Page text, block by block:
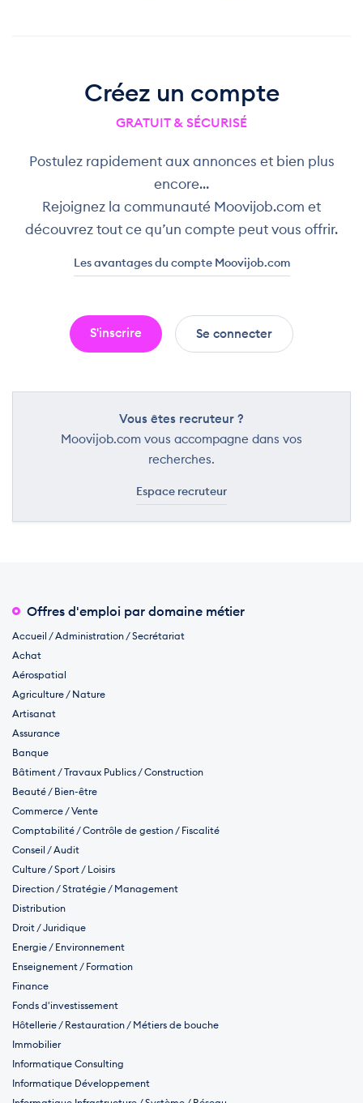
Créez un compte
GRATUIT & SÉCURISÉ
Postulez rapidement aux annonces et bien plus
encore…
Rejoignez la communauté Moovijob.com et
découvrez tout ce qu’un compte peut vous offrir.
Les avantages du compte Moovijob.com
S'inscrire Se connecter
Vous êtes recruteur ?
Moovijob.com vous accompagne dans vos
recherches.
Espace recruteur
Offres d'emploi par domaine métier
Accueil / Administration / Secrétariat
Achat
Aérospatial
Agriculture / Nature
Artisanat
Assurance
Banque
Bâtiment / Travaux Publics / Construction
Beauté / Bien-être
Commerce / Vente
Comptabilité / Contrôle de gestion / Fiscalité
Conseil / Audit
Culture / Sport / Loisirs
Direction / Stratégie / Management
Distribution
Droit / Juridique
Energie / Environnement
Enseignement / Formation
Finance
Fonds d'investissement
Hôtellerie / Restauration / Métiers de bouche
Immobilier
Informatique Consulting
Informatique Développement